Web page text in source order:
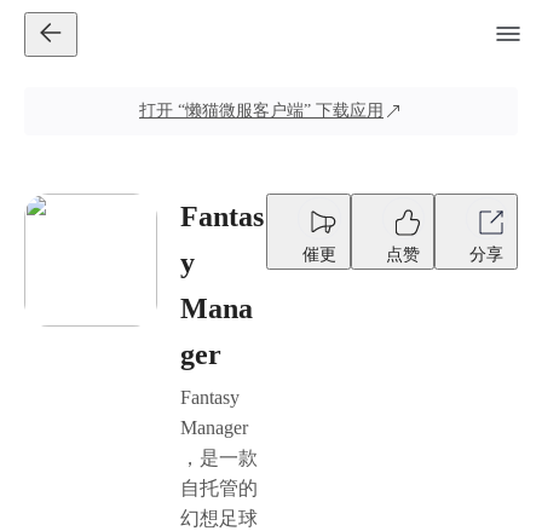
打开 “懒猫微服客户端” 下载应用
Fantas
y
Mana
ger
Fantasy
Manager
，是一款
自托管的
幻想足球
催更 点赞 分享